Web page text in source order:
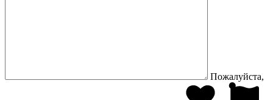
Пожалуйста,